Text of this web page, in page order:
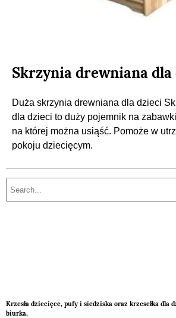
Skrzynia drewniana dla
Duża skrzynia drewniana dla dzieci
dla dzieci to duży pojemnik na
na której można usiąść. Pomoże w
pokoju dziecięcym.
Krzesła dziecięce, pufy i siedziska oraz krzesełka dla
biurka,